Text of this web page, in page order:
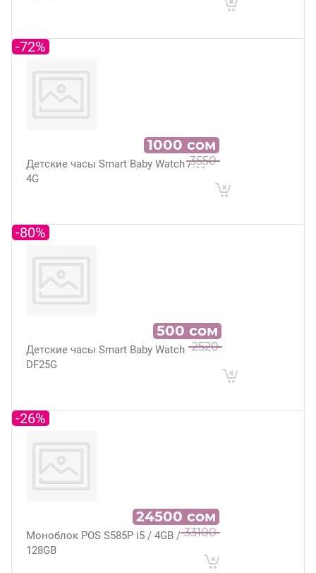
Детские часы Smart Baby Watch A60
4G
-72%
3550
1000 сом
Детские часы Smart Baby Watch
DF25G
-80%
2520
500 сом
Моноблок POS S585P i5 / 4GB /
128GB
-26%
33100
24500 сом